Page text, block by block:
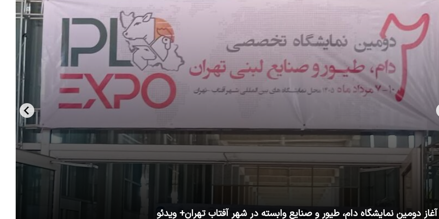
آغاز دومین نمایشگاه دام، طیور و صنایع وابسته در شهر آفتاب تهران+ ویدئو